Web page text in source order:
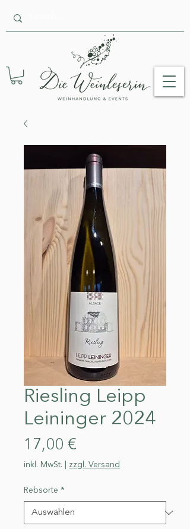
Riesling Leipp
Leininger 2024
17,00 €
inkl. MwSt. zzgl. Versand
Rebsorte *